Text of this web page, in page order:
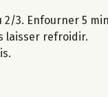
3. Enfourner 5
laisser refroidir.